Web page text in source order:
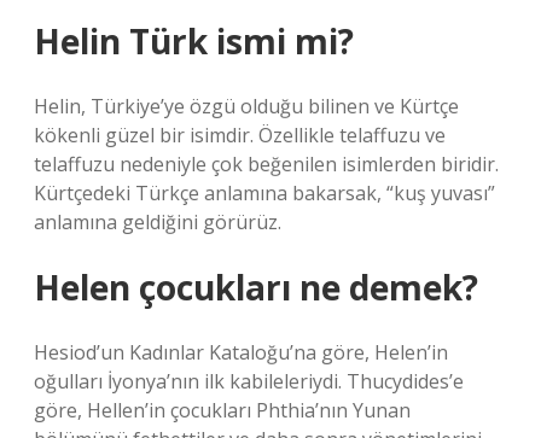
Helin Türk ismi mi?
Helin, Türkiye’ye özgü olduğu bilinen ve Kürtçe
kökenli güzel bir isimdir. Özellikle telaffuzu ve
telaffuzu nedeniyle çok beğenilen isimlerden biridir.
Kürtçedeki Türkçe anlamına bakarsak, “kuş yuvası”
anlamına geldiğini görürüz.
Helen çocukları ne demek?
Hesiod’un Kadınlar Kataloğu’na göre, Helen’in
oğulları İyonya’nın ilk kabileleriydi. Thucydides’e
göre, Hellen’in çocukları Phthia’nın Yunan